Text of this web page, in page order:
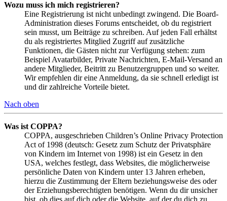
Wozu muss ich mich registrieren?
Eine Registrierung ist nicht unbedingt zwingend. Die Board-
Administration dieses Forums entscheidet, ob du registriert
sein musst, um Beiträge zu schreiben. Auf jeden Fall erhältst
du als registriertes Mitglied Zugriff auf zusätzliche
Funktionen, die Gästen nicht zur Verfügung stehen: zum
Beispiel Avatarbilder, Private Nachrichten, E-Mail-Versand an
andere Mitglieder, Beitritt zu Benutzergruppen und so weiter.
Wir empfehlen dir eine Anmeldung, da sie schnell erledigt ist
und dir zahlreiche Vorteile bietet.
Nach oben
Was ist COPPA?
COPPA, ausgeschrieben Children’s Online Privacy Protection
Act of 1998 (deutsch: Gesetz zum Schutz der Privatsphäre
von Kindern im Internet von 1998) ist ein Gesetz in den
USA, welches festlegt, dass Websites, die möglicherweise
persönliche Daten von Kindern unter 13 Jahren erheben,
hierzu die Zustimmung der Eltern beziehungsweise des oder
der Erziehungsberechtigten benötigen. Wenn du dir unsicher